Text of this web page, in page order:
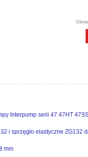
Interpump serii 47 47HT
i sprzęgło elastyczne ZG132
mm